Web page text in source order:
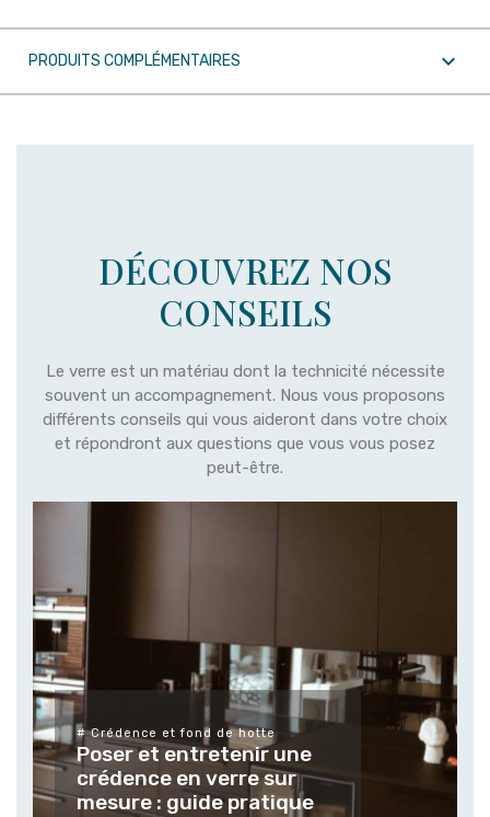
PRODUITS COMPLÉMENTAIRES 
DÉCOUVREZ NOS
CONSEILS
Le verre est un matériau dont la technicité nécessite
souvent un accompagnement. Nous vous proposons
différents conseils qui vous aideront dans votre choix
et répondront aux questions que vous vous posez
peut-être.
# Différents types de verres et leurs
finitions
Tendances et usages des
verres et vitrages sur
mesure pour les espaces
extérieur